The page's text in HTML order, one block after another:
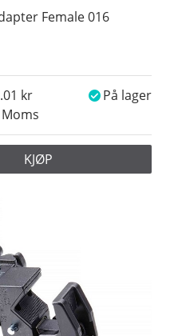
Female 016
Moms
På lager
KJØP